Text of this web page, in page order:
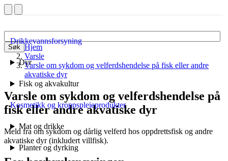
Søk
Drikkevannsforsyning
Dyr
Fisk og akvakultur
Kosmetikk og kroppspleieprodukter
Mat og drikke
Planter og dyrking
Hjem
Varsle
Varsle om sykdom og velferdshendelse på fisk eller andre
akvatiske dyr
Varsle om sykdom og velferdshendelse på
fisk eller andre akvatiske dyr
Meld fra om sykdom og dårlig velferd hos oppdrettsfisk og andre
akvatiske dyr (inkludert villfisk).